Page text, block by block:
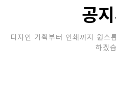
공
디자인 기획부터 인쇄까지 원스
하겠